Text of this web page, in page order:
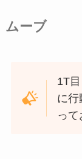
ムーブ
1T
に行
って